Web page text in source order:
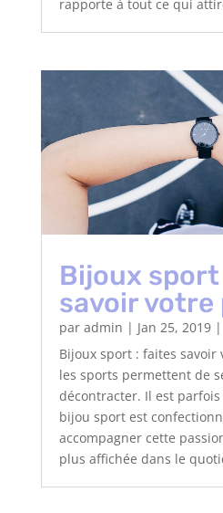
rapporte à tout ce qui
Bijoux
savoir votre
par admin | Jan 25, 2019|
Bijoux sport : faites savoir
les sports permettent de
décontracter. Il est parfois
bijou sport est
accompagner cette
plus affichée dans le